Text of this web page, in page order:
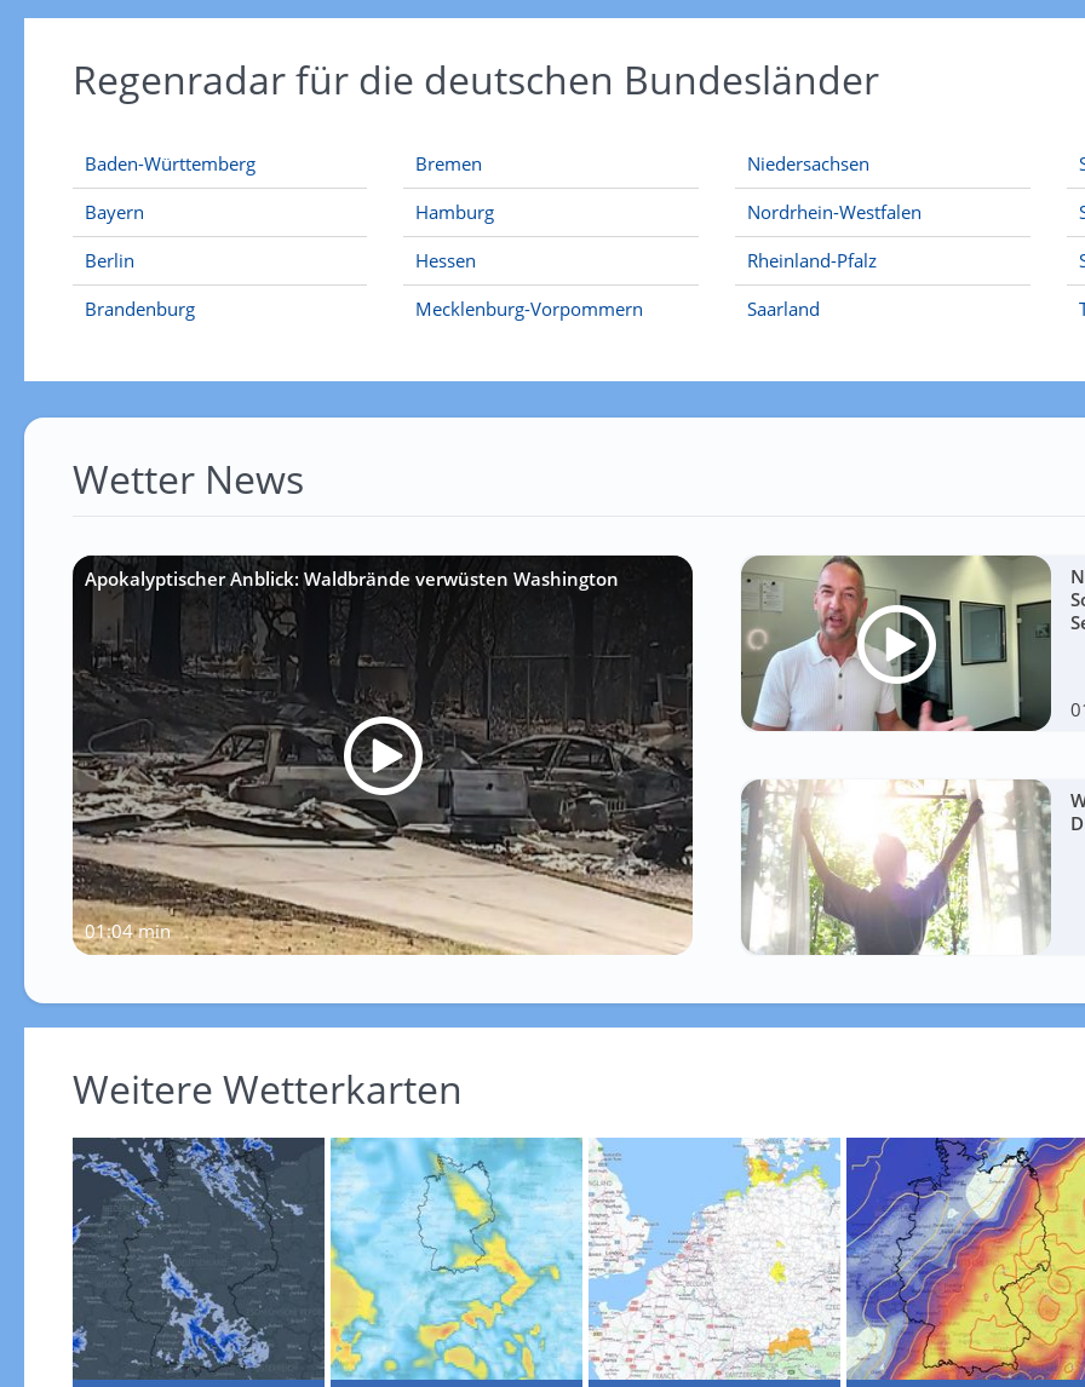
Regenradar für die deutschen Bundesländer
Baden-Württemberg
Bayern
Berlin
Brandenburg
Bremen
Hamburg
Hessen
Mecklenburg-Vorpommern
Niedersachsen
Nordrhein-Westfalen
Rheinland-Pfalz
Saarland
Wetter News
Apokalyptischer Anblick: Waldbrände verwüsten Washington
01:04 min
Weitere Wetterkarten